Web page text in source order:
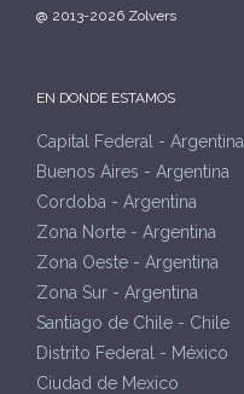
@ 2013-2026 Zolvers
EN DONDE ESTAMOS
Capital Federal - Argentina
Buenos Aires - Argentina
Cordoba - Argentina
Zona Norte - Argentina
Zona Oeste - Argentina
Zona Sur - Argentina
Santiago de Chile - Chile
Distrito Federal - México
Ciudad de Mexico